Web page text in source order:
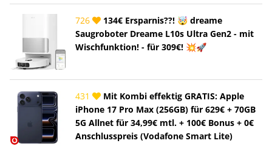
726
134€ Ersparnis??! 🤯 dreame
Saugroboter Dreame L10s Ultra Gen2 - mit
Wischfunktion! - für 309€! 💥🚀
431
Mit Kombi effektig GRATIS: Apple
iPhone 17 Pro Max (256GB) für 629€ + 70GB
5G Allnet für 34,99€ mtl. + 100€ Bonus + 0€
Anschlusspreis (Vodafone Smart Lite)